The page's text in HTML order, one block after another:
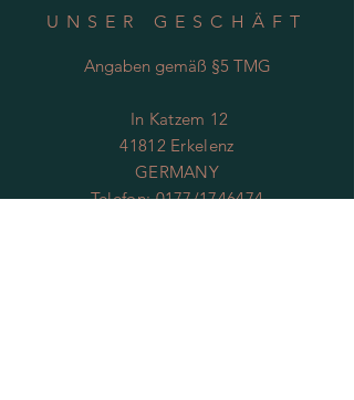
UNSER GESCHÄFT
Angaben gemäß §5 TMG
In Katzem 12
41812 Erkelenz
GERMANY
Telefon: 0177/1746474